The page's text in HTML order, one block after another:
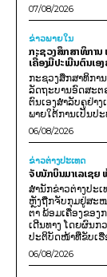
07/08/2026
ຂ່າວພາຍ​ໃນ
ກະຊວງສຶກສາທິການ
ເຄື່ອງມືປະເມີນຕົນເ
ກະຊວງສຶກສາທິກາ
ລັດຖະບານອົດສະຕ
ຕົນເອງສຳລັບຄູຢ່າ
ພາຍໃຕ້ການເປັນປ
06/08/2026
ຂ່າວຕ່າງປະເທດ
ຈັບນັກບິນມາເລເຊຍ
ສຳນັກຂ່າວຕ່າງປະ
ຫຼັງຖືກຈັບກຸມຢູ່ສະໜ
ຕາ ພ້ອມເຄື່ອງຂອງ
ເດີນທາງ ໂດຍຜົນກ
ປະຕິບັດໜ້າທີ່ຂັບເຮື
06/08/2026